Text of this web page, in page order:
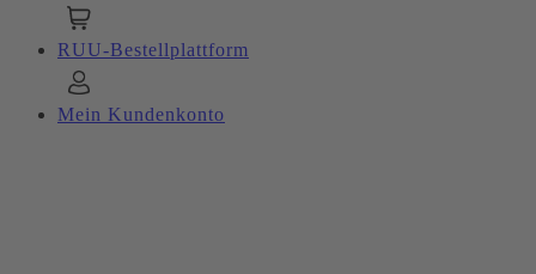
RUU-Bestellplattform
Mein Kundenkonto